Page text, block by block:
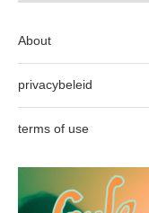
About
privacybeleid
terms of use